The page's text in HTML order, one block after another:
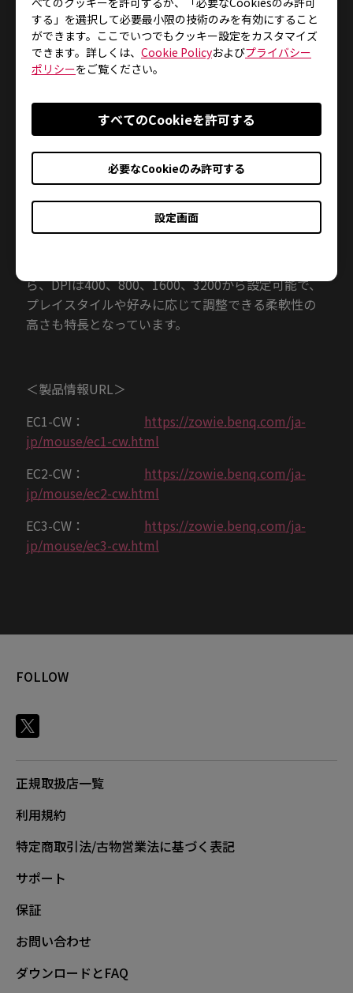
する」を選択して必要最小限の技術のみを有効にすること
ができます。ここでいつでもクッキー設定をカスタマイズ
できます。詳しくは、 Cookie Policyおよびプライバシー
ポリシーをご覧ください。
設定画面
必要なCookieのみ許可する
すべてのCookieを許可する
また、人間工学に基づいた設計のエルゴノミックデ
ザインで握りやすく、24段階のスクロールホイール
るゲームでも快適に使用が可能です。細かな操作が求
められるシーンにおいても意図した通りのスクロール
ができるため、思わぬミスを防ぐと同時にゲームで
の勝利をサポートします。
さらに、USBポートに繋ぐだけですぐに使用可能
ら、DPIは400、800、1600、3200から設定可能で、
プレイスタイルや好みに応じて調整できる柔軟性の
高さも特長となっています。
＜製品情報URL＞
EC1-CW： https://zowie.benq.com/ja-
jp/mouse/ec1-cw.html
EC2-CW： https://zowie.benq.com/ja-
jp/mouse/ec2-cw.html
EC3-CW： https://zowie.benq.com/ja-
jp/mouse/ec3-cw.html
FOLLOW
正規取扱店一覧
利用規約
特定商取引法/古物営業法に基づく表記
サポート
保証
お問い合わせ
ダウンロードとFAQ